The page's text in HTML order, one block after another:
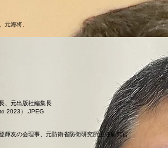
、
隊護衛艦隊司令官
元海将、